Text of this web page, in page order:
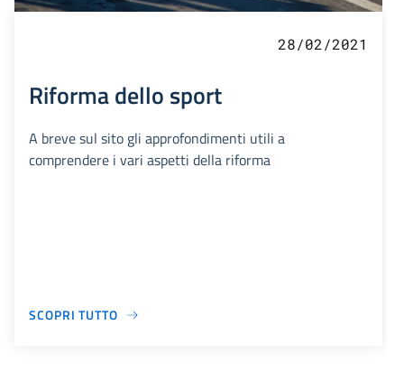
28/02/2021
Riforma dello sport
A breve sul sito gli approfondimenti utili a
comprendere i vari aspetti della riforma
SCOPRI TUTTO